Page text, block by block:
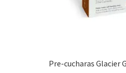
Pre-cucharas Glacier